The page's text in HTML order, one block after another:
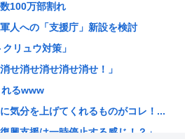
交に不満か…大使らへ強化指示
ュートリアル徳井と対談か…ち...
お●ぱいがガチでヤベえええ...
あった→…カップルとバトルして...
幹部の男に懲役20年の有罪判...
ン症です」キラキラ女さん「人生...
100万部割れ
人への「支援庁」新設を検討
リュウ対策」
せ消せ消せ消せ消せ！」
れるwww
気分を上げてくれるものがコレ！...
興支援は一時停止する感じ！？」...